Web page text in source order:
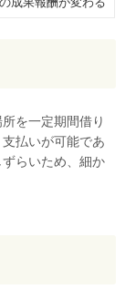
を一定期間借り
払いが可能であ
らいため、細か